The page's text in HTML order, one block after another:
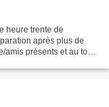
heure trente de
après plus de
amis présents et au top /